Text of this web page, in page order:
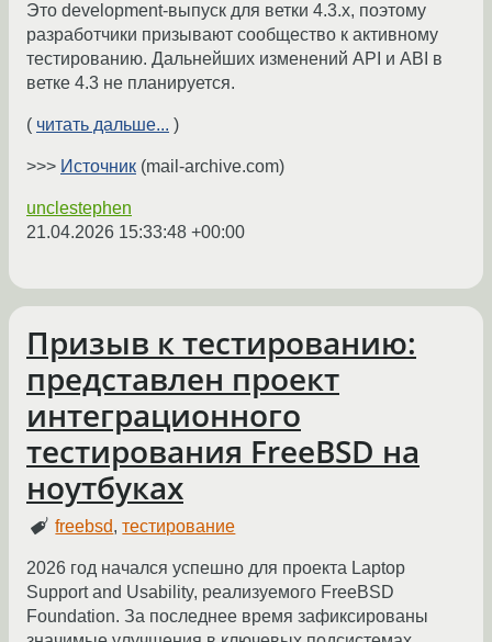
Это development-выпуск для ветки 4.3.x, поэтому
разработчики призывают сообщество к активному
тестированию. Дальнейших изменений API и ABI в
ветке 4.3 не планируется.
( читать дальше... )
>>> Источник (mail-archive.com)
unclestephen
21.04.2026 15:33:48 +00:00
Призыв к тестированию:
представлен проект
интеграционного
тестирования FreeBSD на
ноутбуках
freebsd,тестирование
2026 год начался успешно для проекта Laptop
Support and Usability, реализуемого FreeBSD
Foundation. За последнее время зафиксированы